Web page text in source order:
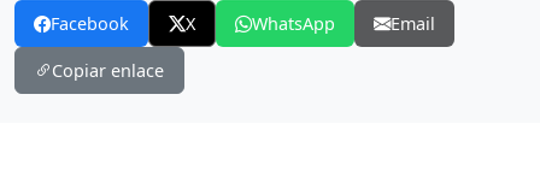
Facebook X WhatsApp Email
Copiar enlace